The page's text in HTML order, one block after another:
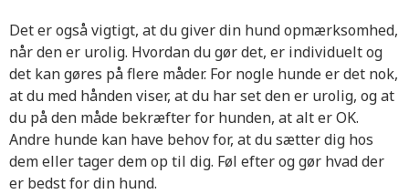
Det er også vigtigt, at du giver din hund opmærksomhed,
når den er urolig. Hvordan du gør det, er individuelt og
det kan gøres på flere måder. For nogle hunde er det nok,
at du med hånden viser, at du har set den er urolig, og at
du på den måde bekræfter for hunden, at alt er OK.
Andre hunde kan have behov for, at du sætter dig hos
dem eller tager dem op til dig. Føl efter og gør hvad der
er bedst for din hund.